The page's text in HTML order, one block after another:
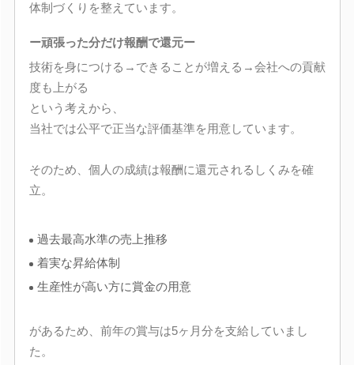
体制づくりを整えています。
ー頑張った分だけ報酬で還元ー
技術を身につける→できることが増える→会社への貢献
度も上がる
という考えから、
当社では公平で正当な評価基準を用意しています。
そのため、個人の成績は報酬に還元されるしくみを確
立。
過去最高水準の売上推移
着実な昇給体制
生産性が高い方に賞金の用意
があるため、前年の賞与は5ヶ月分を支給していまし
た。